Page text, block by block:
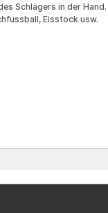
Schlägers in der
Eisstock usw.